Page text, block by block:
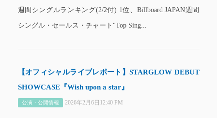
週間シングルランキング(2/2付) 1位、Billboard JAPAN週間
シングル・セールス・チャート"Top Sing...
【オフィシャルライブレポート】STARGLOW DEBUT
SHOWCASE『Wish upon a star』
公演・公開情報 2026年2月6日12:40 PM